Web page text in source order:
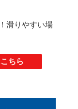
滑りやすい場
ちら